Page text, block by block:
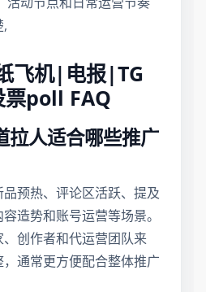
,
飞机|电报|TG
poll FAQ
人适合哪些推广
预热、评论区活跃、提及
造势和账号运营等场景。
创作者和代运营团队来
通常更方便配合整体推广